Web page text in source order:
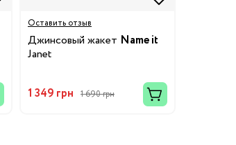
Оставить отзыв
Джинсовый жакет Name it
Janet
1 349 грн 1 690 грн